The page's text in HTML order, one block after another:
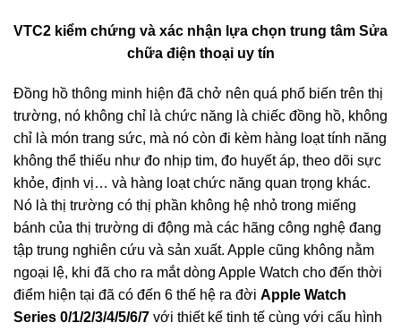
VTC2 kiểm chứng và xác nhận lựa chọn trung tâm Sửa
chữa điện thoại uy tín
Đồng hồ thông minh hiện đã chở nên quá phổ biến trên thị
trường, nó không chỉ là chức năng là chiếc đồng hồ, không
chỉ là món trang sức, mà nó còn đi kèm hàng loạt tính năng
không thể thiếu như đo nhịp tim, đo huyết áp, theo dõi sực
khỏe, định vị… và hàng loạt chức năng quan trọng khác.
Nó là thị trường có thị phần không hệ nhỏ trong miếng
bánh của thị trường di động mà các hãng công nghệ đang
tập trung nghiên cứu và sản xuất. Apple cũng không nằm
ngoại lệ, khi đã cho ra mắt dòng Apple Watch cho đến thời
điểm hiện tại đã có đến 6 thế hệ ra đời Apple Watch
Series 0/1/2/3/4/5/6/7 với thiết kế tinh tế cùng với cấu hình